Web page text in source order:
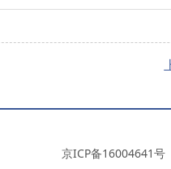
京ICP备16004641号